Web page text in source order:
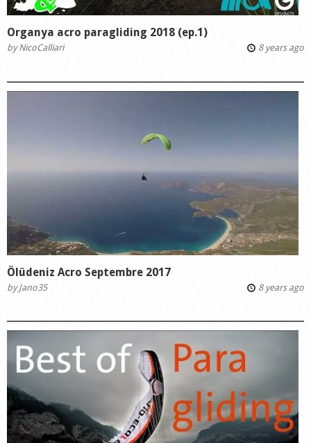
Organya acro paragliding 2018 (ep.1)
byNicoCalliari 8 years ago
Ölüdeniz Acro Septembre 2017
byJano35 8 years ago